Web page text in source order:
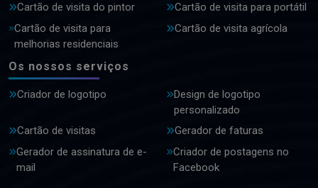
Cartão de visita do pintor
Cartão de visita para portátil
Cartão de visita para
melhorias residenciais
Cartão de visita agrícola
Os nossos serviços
Criador de logotipo
Design de logotipo
personalizado
Cartão de visitas
Gerador de faturas
Gerador de assinatura de e-
mail
Criador de postagens no
Facebook